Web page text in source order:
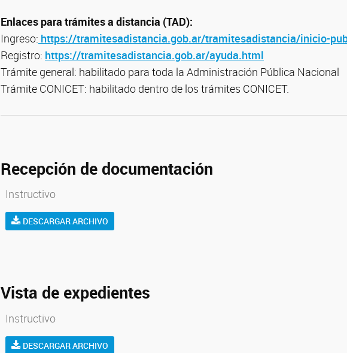
Enlaces para trámites a distancia (TAD):
Ingreso: https://tramitesadistancia.gob.ar/tramitesadistancia/inicio-
Registro: https://tramitesadistancia.gob.ar/ayuda.html
Trámite general: habilitado para toda la Administración Pública Nacional
Trámite CONICET: habilitado dentro de los trámites CONICET.
Recepción de documentación
Instructivo
DESCARGAR ARCHIVO
Vista de expedientes
Instructivo
DESCARGAR ARCHIVO